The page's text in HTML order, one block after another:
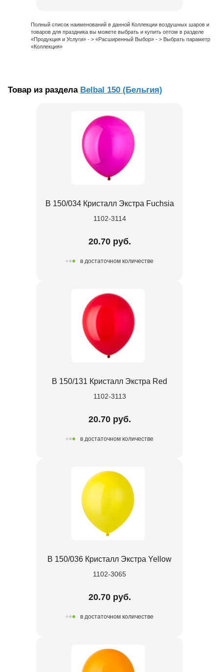
Полный список наименований в данной Коллекции воздушных шаров и
товаров для праздника вы можете выбрать и купить оптом в разделе
«Продукция и Услуги» - > «Расширенный Выбор» - > Выбрать параметр
«Коллекция»
Товар из раздела Belbal 150 (Бельгия)
В 150/034 Кристалл Экстра Fuchsia
1102-3114
20.70 руб.
в достаточном количестве
В 150/131 Кристалл Экстра Red
1102-3113
20.70 руб.
в достаточном количестве
В 150/036 Кристалл Экстра Yellow
1102-3065
20.70 руб.
в достаточном количестве